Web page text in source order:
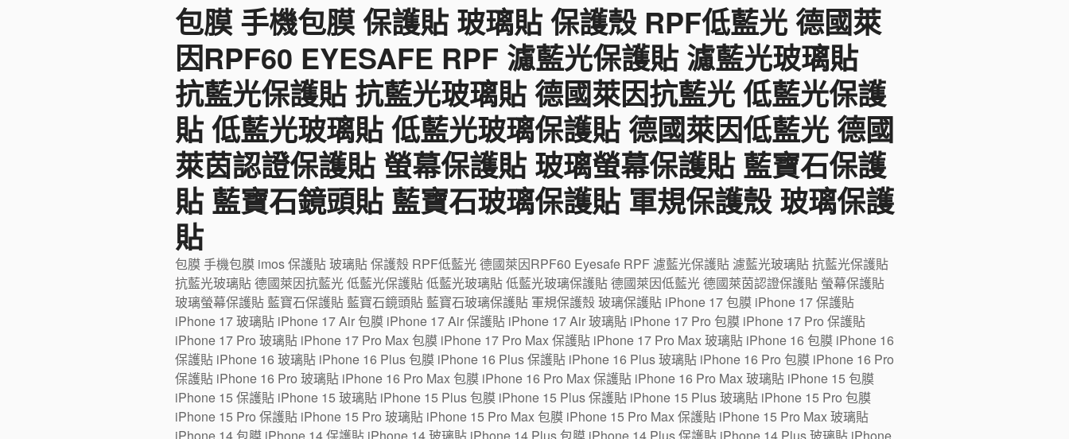
包膜 手機包膜 保護貼 玻璃貼 保護殼 RPF低藍光 德國萊
因RPF60 EYESAFE RPF 濾藍光保護貼 濾藍光玻璃貼
抗藍光保護貼 抗藍光玻璃貼 德國萊因抗藍光 低藍光保護
貼 低藍光玻璃貼 低藍光玻璃保護貼 德國萊因低藍光 德國
萊茵認證保護貼 螢幕保護貼 玻璃螢幕保護貼 藍寶石保護
貼 藍寶石鏡頭貼 藍寶石玻璃保護貼 軍規保護殼 玻璃保護
貼
包膜 手機包膜 imos 保護貼 玻璃貼 保護殼 RPF低藍光 德國萊因RPF60 Eyesafe RPF 濾藍光保護貼 濾藍光玻璃貼 抗藍光保護貼
抗藍光玻璃貼 德國萊因抗藍光 低藍光保護貼 低藍光玻璃貼 低藍光玻璃保護貼 德國萊因低藍光 德國萊茵認證保護貼 螢幕保護貼
玻璃螢幕保護貼 藍寶石保護貼 藍寶石鏡頭貼 藍寶石玻璃保護貼 軍規保護殼 玻璃保護貼 iPhone 17 包膜 iPhone 17 保護貼
iPhone 17 玻璃貼 iPhone 17 Air 包膜 iPhone 17 Air 保護貼 iPhone 17 Air 玻璃貼 iPhone 17 Pro 包膜 iPhone 17 Pro 保護貼
iPhone 17 Pro 玻璃貼 iPhone 17 Pro Max 包膜 iPhone 17 Pro Max 保護貼 iPhone 17 Pro Max 玻璃貼 iPhone 16 包膜 iPhone 16
保護貼 iPhone 16 玻璃貼 iPhone 16 Plus 包膜 iPhone 16 Plus 保護貼 iPhone 16 Plus 玻璃貼 iPhone 16 Pro 包膜 iPhone 16 Pro
保護貼 iPhone 16 Pro 玻璃貼 iPhone 16 Pro Max 包膜 iPhone 16 Pro Max 保護貼 iPhone 16 Pro Max 玻璃貼 iPhone 15 包膜
iPhone 15 保護貼 iPhone 15 玻璃貼 iPhone 15 Plus 包膜 iPhone 15 Plus 保護貼 iPhone 15 Plus 玻璃貼 iPhone 15 Pro 包膜
iPhone 15 Pro 保護貼 iPhone 15 Pro 玻璃貼 iPhone 15 Pro Max 包膜 iPhone 15 Pro Max 保護貼 iPhone 15 Pro Max 玻璃貼